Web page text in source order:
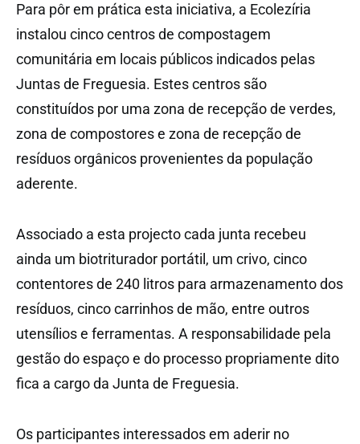
Para pôr em prática esta iniciativa, a Ecolezíria
instalou cinco centros de compostagem
comunitária em locais públicos indicados pelas
Juntas de Freguesia. Estes centros são
constituídos por uma zona de recepção de verdes,
zona de compostores e zona de recepção de
resíduos orgânicos provenientes da população
aderente.
Associado a esta projecto cada junta recebeu
ainda um biotriturador portátil, um crivo, cinco
contentores de 240 litros para armazenamento dos
resíduos, cinco carrinhos de mão, entre outros
utensílios e ferramentas. A responsabilidade pela
gestão do espaço e do processo propriamente dito
fica a cargo da Junta de Freguesia.
Os participantes interessados em aderir no